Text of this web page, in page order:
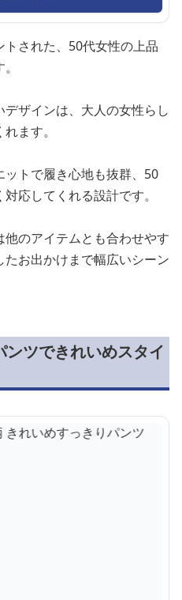
された、50代女性の上品
ザインは、大人の女性らし
ます。
トで履き心地も抜群、50
応してくれる設計です。
のアイテムとも合わせやす
お出かけまで幅広いシーン
ツできれいめスタイ